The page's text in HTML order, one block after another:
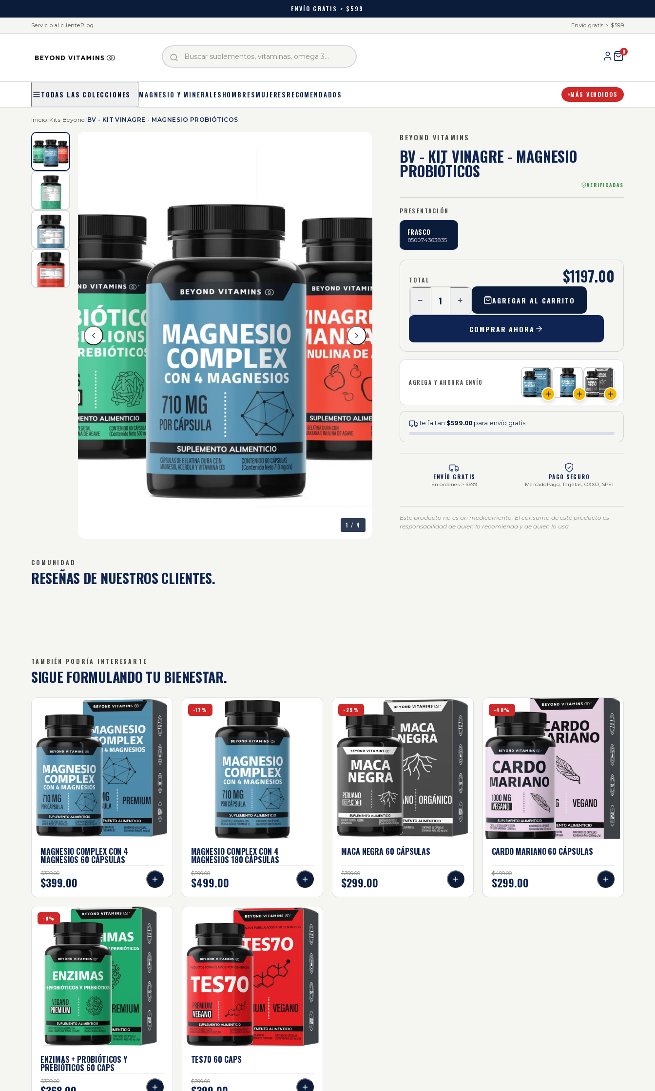
ENVÍO GRATIS > $599
Servicio al clienteBlog Envío gratis > $599
0
TODAS LAS COLECCIONES MAGNESIO Y MINERALES HOMBRESMUJERES RECOMENDADOS MÁS VENDIDOS
Inicio Kits Beyond BV - KIT VINAGRE - MAGNESIO PROBIÓTICOS
1 / 4
BEYOND VITAMINS
BV - KIT VINAGRE - MAGNESIO
PROBIÓTICOS
VERIFICADAS
PRESENTACIÓN
FRASCO
850074363835
TOTAL $1197.00
− 1 + AGREGAR AL CARRITO
COMPRAR AHORA
AGREGA Y AHORRA ENVÍO
Te faltan $599.00 para envío gratis
ENVÍO GRATIS
En órdenes > $599
PAGO SEGURO
MercadoPago, Tarjetas, OXXO, SPEI
Este producto no es un medicamento. El consumo de este producto es
responsabilidad de quien lo recomienda y de quien lo usa.
COMUNIDAD
RESEÑAS DE NUESTROS CLIENTES.
TAMBIÉN PODRÍA INTERESARTE
SIGUE FORMULANDOTU BIENESTAR.
Magnesio complex con 4 magnesios - 60 cápsulas
MAGNESIO COMPLEX CON 4
MAGNESIOS 60 CÁPSULAS
$399.00
$399.00
Magnesio complex con 4 magnesios - 180 cápsulas
-17%
MAGNESIO COMPLEX CON 4
MAGNESIOS 180 CÁPSULAS
$599.00
$499.00
Maca negra - 60 cápsulas
-25%
MACA NEGRA 60 CÁPSULAS
$399.00
$299.00
Cardo Mariano - 60 cápsulas
-40%
CARDO MARIANO60 CÁPSULAS
$499.00
$299.00
Enzimas + probióticos Y prebióticos 60 Caps
-8%
ENZIMAS + PROBIÓTICOS Y
PREBIÓTICOS 60 CAPS
$399.00
TES70 60 caps
TES70 60 CAPS
$399.00